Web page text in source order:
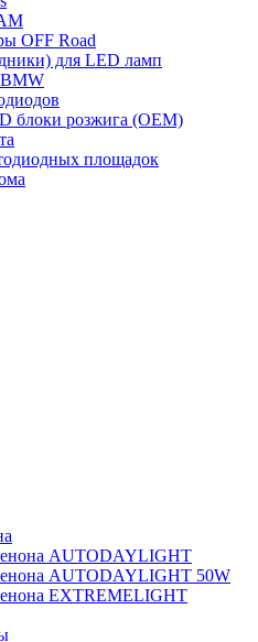
OFF Road
для LED ламп
блоки розжига (OEM)
площадок
AUTODAYLIGHT
AUTODAYLIGHT 50W
EXTREMELIGHT